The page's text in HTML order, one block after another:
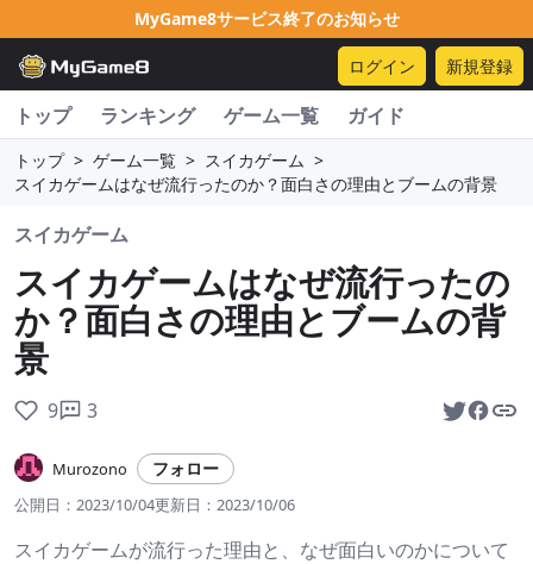
MyGame8サービス終了のお知らせ
ログイン 新規登録
トップ ランキング ゲーム一覧 ガイド
トップ > ゲーム一覧 > スイカゲーム >
スイカゲームはなぜ流行ったのか？面白さの理由とブームの背景
スイカゲーム
スイカゲームはなぜ流行ったの
か？面白さの理由とブームの背
景
9 3
Murozono フォロー
公開日： 2023/10/04更新日： 2023/10/06
スイカゲームが流行った理由と、なぜ面白いのかについて